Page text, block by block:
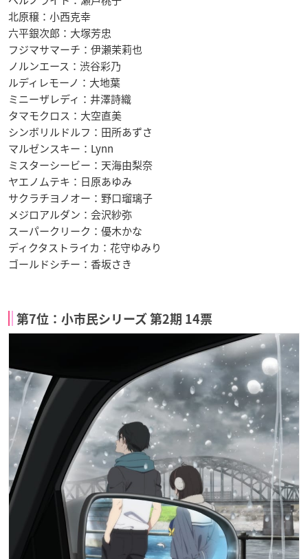
北原穣：小西克幸
六平銀次郎：大塚芳忠
フジマサマーチ：伊瀬茉莉也
ノルンエース：渋谷彩乃
ルディレモーノ：大地葉
ミニーザレディ：井澤詩織
タマモクロス：大空直美
シンボリルドルフ：田所あずさ
マルゼンスキー：Lynn
ミスターシービー：天海由梨奈
ヤエノムテキ：日原あゆみ
サクラチヨノオー：野口瑠璃子
メジロアルダン：会沢紗弥
スーパークリーク：優木かな
ディクタストライカ：花守ゆみり
ゴールドシチー：香坂さき
第7位：小市民シリーズ 第2期 14票